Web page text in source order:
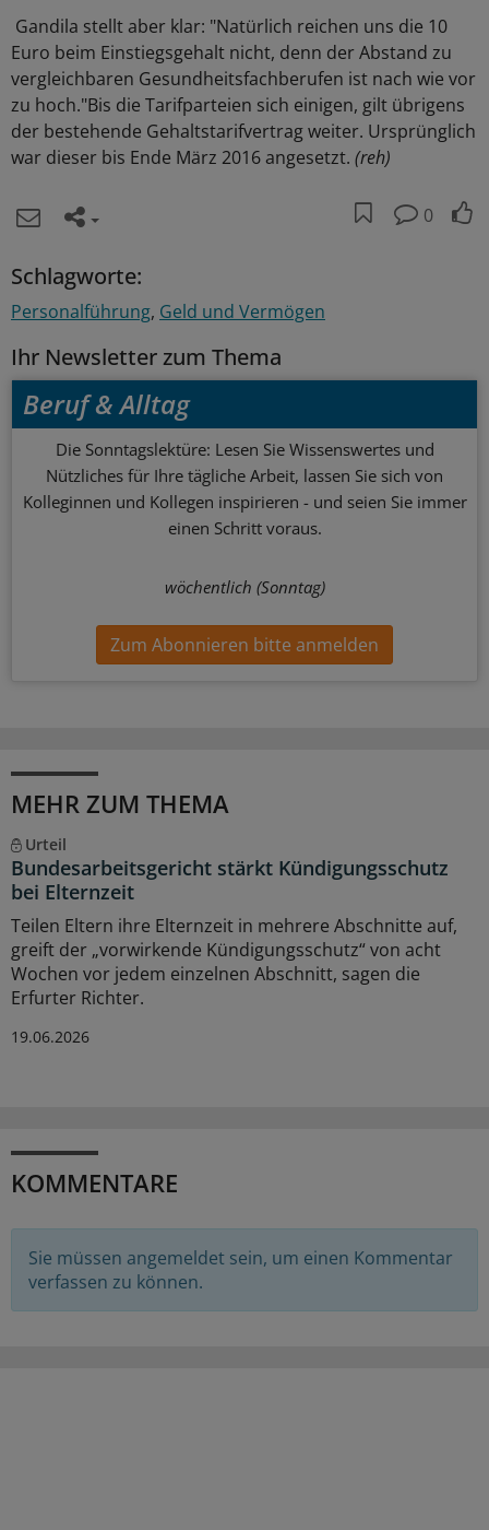
Gandila stellt aber klar: "Natürlich reichen uns die 10
Euro beim Einstiegsgehalt nicht, denn der Abstand zu
vergleichbaren Gesundheitsfachberufen ist nach wie vor
zu hoch."Bis die Tarifparteien sich einigen, gilt übrigens
der bestehende Gehaltstarifvertrag weiter. Ursprünglich
war dieser bis Ende März 2016 angesetzt. (reh)
0
Schlagworte:
Personalführung Geld und Vermögen
Ihr Newsletter zum Thema
Beruf & Alltag
Die Sonntagslektüre: Lesen Sie Wissenswertes und
Nützliches für Ihre tägliche Arbeit, lassen Sie sich von
Kolleginnen und Kollegen inspirieren - und seien Sie immer
einen Schritt voraus.
wöchentlich (Sonntag)
Zum Abonnieren bitte anmelden
MEHR ZUM THEMA
Urteil
Bundesarbeitsgericht stärkt Kündigungsschutz
bei Elternzeit
Teilen Eltern ihre Elternzeit in mehrere Abschnitte auf,
greift der „vorwirkende Kündigungsschutz“ von acht
Wochen vor jedem einzelnen Abschnitt, sagen die
Erfurter Richter.
19.06.2026
KOMMENTARE
Sie müssen angemeldet sein, um einen Kommentar
verfassen zu können.